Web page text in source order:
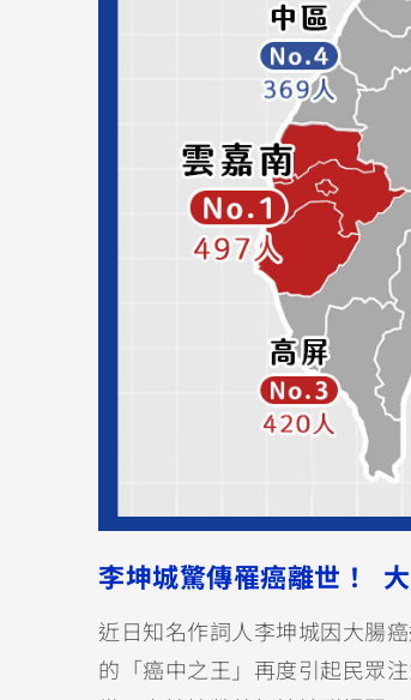
李坤城驚傳罹癌離世！
近日知名作詞人李坤城因大腸
的「癌中之王」再度引起民眾